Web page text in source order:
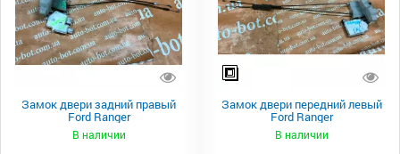
Замок двери задний правый
Ford Ranger
В наличии
Замок двери передний левый
Ford Ranger
В наличии